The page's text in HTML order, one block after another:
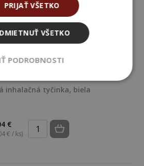
inhalačná tyčinka, biela
€
€ / ks)
PRIJAŤ VŠETKO
VŠETKO
PODROBNOSTI